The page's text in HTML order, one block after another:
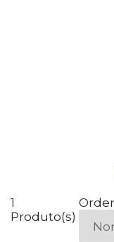
1
Produto(s)